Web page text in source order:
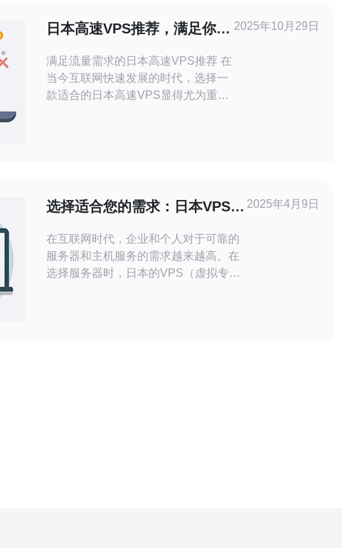
日本高速VPS推荐，满足你的
满足流量需求的日本高速VPS推荐 在
当今互联网快速发展的时代，选择一
款适合的日本高速VPS显得尤为重
选择 - XYZ VPS XYZ VPS以其
2025年10月29日
选择适合您的需求：日本VPS和
在互联网时代，企业和个人对于可靠的
服务器和主机服务的需求越来越高。在
选择服务器时，日本的VPS（虚拟专用
2025年4月9日